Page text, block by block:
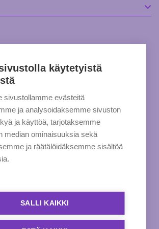
käytetyistä
sivustollamme evästeitä
ja analysoidaksemme sivuston
ja käyttöä, tarjotaksemme
median ominaisuuksia sekä
ja räätälöidäksemme sisältöä
SALLI KAIKKI